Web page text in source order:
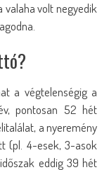
valaha volt negyedik
a végtelenségig a
pontosan 52 hét
a nyeremény
(pl. 4-esek, 3-asok
eddig 39 hét